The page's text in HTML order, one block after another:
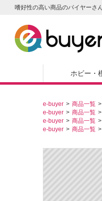
嗜好性の高い商品のバイヤーさ
ホビー・
e-buyer 商品一覧
e-buyer
商品一覧
e-buyer
商品一覧
e-buyer
商品一覧